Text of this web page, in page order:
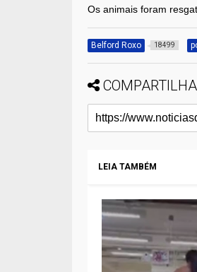
Os animais foram
Belford Roxo 18499
LEIA TAMBÉM